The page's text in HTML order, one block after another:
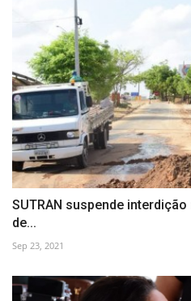
SUTRAN suspende
de...
Sep 23, 2021